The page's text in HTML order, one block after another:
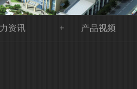
资讯 产品视频